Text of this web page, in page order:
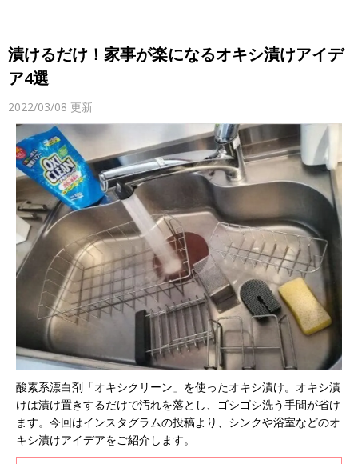
漬けるだけ！家事が楽になるオキシ漬けアイデ
ア4選
2022/03/08 更新
酸素系漂白剤「オキシクリーン」を使ったオキシ漬け。オキシ漬
けは漬け置きするだけで汚れを落とし、ゴシゴシ洗う手間が省け
ます。今回はインスタグラムの投稿より、シンクや浴室などのオ
キシ漬けアイデアをご紹介します。